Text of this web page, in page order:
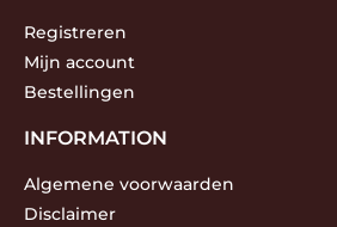
Registreren
Mijn account
Bestellingen
INFORMATION
Algemene voorwaarden
Disclaimer